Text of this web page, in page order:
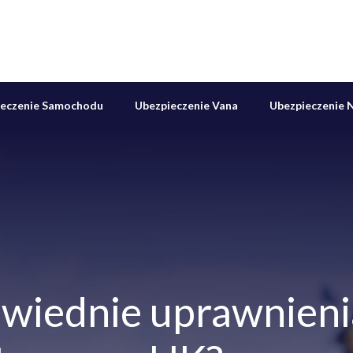
Samochodu Ubezpieczenie Vana Ubezpieczenie